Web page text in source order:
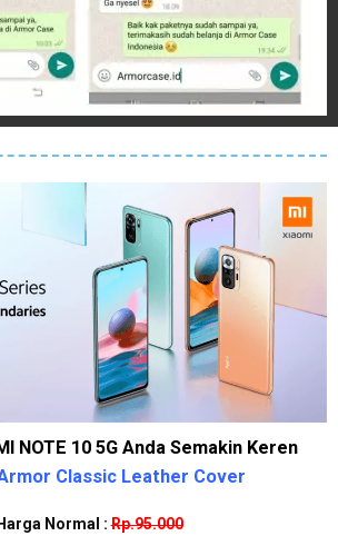
NOTE 10 5G Anda Semakin Keren
Classic Leather Cover
Harga Normal :Rp.95.000